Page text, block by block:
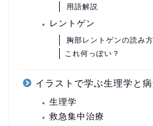
用語解説
レントゲン
胸部レントゲンの読み
これ何っぽい？
イラストで学ぶ生理学と
生理学
救急集中治療